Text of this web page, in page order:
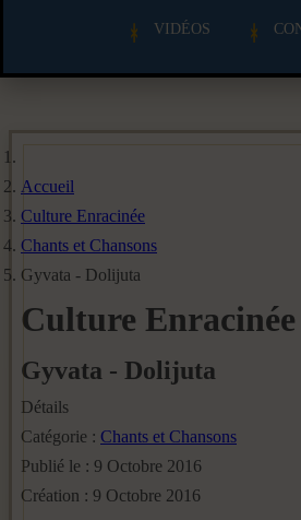
VIDÉOS
Accueil
Culture Enracinée
Chants et Chansons
Gyvata - Dolijuta
Culture Enracinée
Gyvata - Dolijuta
Détails
Catégorie : Chants et Chansons
Publié le : 9 Octobre 2016
Création : 9 Octobre 2016